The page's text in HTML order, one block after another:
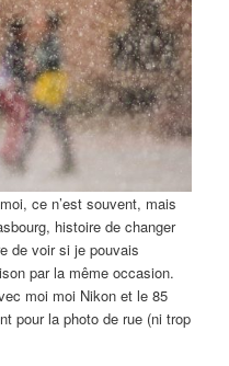
ce n’est souvent, mais
histoire de changer
de voir si je pouvais
par la même occasion.
moi moi Nikon et le 85
pour la photo de rue (ni trop